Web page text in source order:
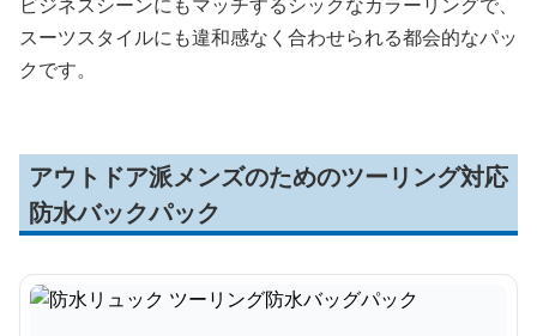
スーツスタイルにも違和感なく合わせられる都会的なパッ
クです。
アウトドア派メンズのためのツーリング対応
防水バックパック